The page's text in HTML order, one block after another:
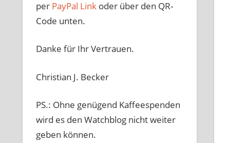
per PayPal Linkoder über den QR-
Code unten.
Danke für Ihr Vertrauen.
Christian J. Becker
PS.: Ohne genügend Kaffeespenden
wird es den Watchblog nicht weiter
geben können.